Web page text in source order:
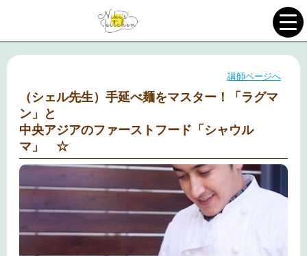
講師ページへ
（シェル先生）手延べ麺をマスター！「ラグマ
ン」と
中央アジアのファーストフード「シャウル
マ」 ☆